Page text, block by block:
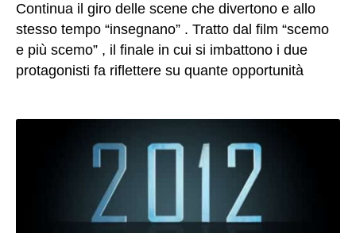
Continua il giro delle scene che divertono e allo
stesso tempo “insegnano” . Tratto dal film “scemo
e più scemo” , il finale in cui si imbattono i due
protagonisti fa riflettere su quante opportunità